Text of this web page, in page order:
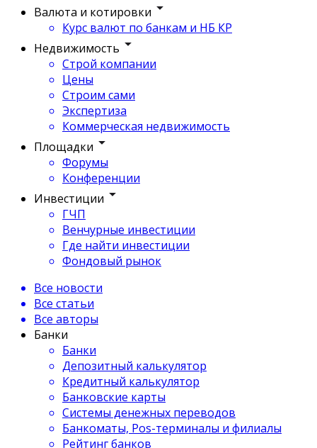
Валюта и котировки
Курс валют по банкам и НБ КР
Недвижимость
Строй компании
Цены
Строим сами
Экспертиза
Коммерческая недвижимость
Площадки
Форумы
Конференции
Инвестиции
ГЧП
Венчурные инвестиции
Где найти инвестиции
Фондовый рынок
Все новости
Все статьи
Все авторы
Банки
Банки
Депозитный калькулятор
Кредитный калькулятор
Банковские карты
Системы денежных переводов
Банкоматы, Pos-терминалы и филиалы
Рейтинг банков